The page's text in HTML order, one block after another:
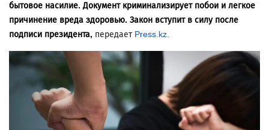
бытовое насилие. Документ криминализирует побои и легкое
причинение вреда здоровью. Закон вступит в силу после
подписи президента, передает Press.kz.